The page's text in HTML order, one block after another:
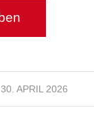
30. APRIL 2026